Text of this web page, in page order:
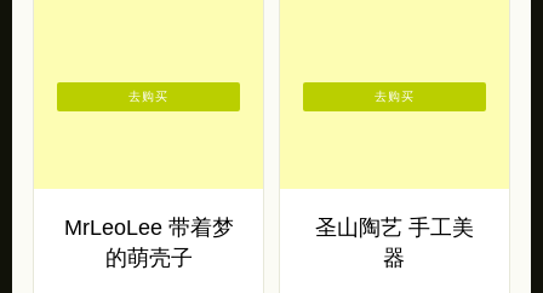
MrLeoLee 带着梦
的萌壳子
去购买
圣山陶艺 手工美
器
去购买